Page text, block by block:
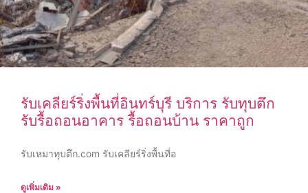
รับเคลียร์ริ่งพื้นที่อินทร์บุรี บริการ รับทุบตึก
รับรื้อถอนอาคาร รื้อถอนบ้าน ราคาถูก
รับเหมาทุบตึก.com รับเคลียร์ริ่งพื้นที่อ
ดูเพิ่มเติม »